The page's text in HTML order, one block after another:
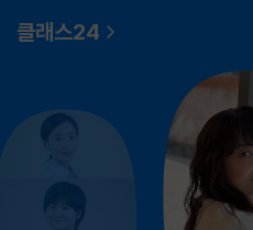
클래스24